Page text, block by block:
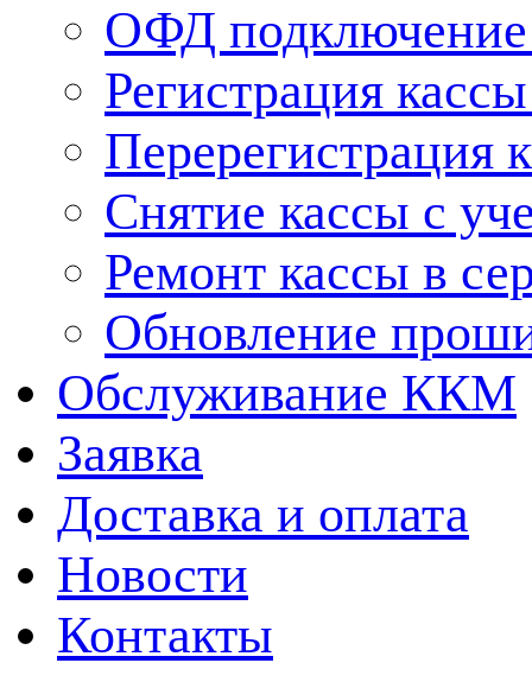
ОФД подключение
Регистрация
Снятие кассы с
Ремонт кассы в
Обновление
Обслуживание ККМ
Заявка
Доставка и оплата
Новости
Контакты